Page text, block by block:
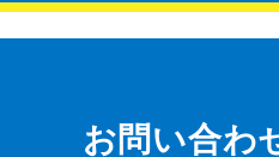
お問い合わ